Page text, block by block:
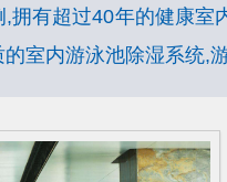
拥有超过40年的健康
室内游泳池除湿系统,